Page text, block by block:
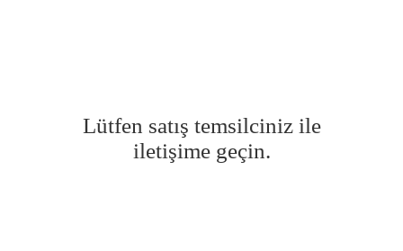
Lütfen satış temsilciniz ile
iletişime geçin.